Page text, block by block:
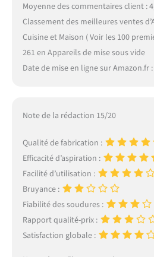
Moyenne des commentaires client :
Classement des meilleures ventes
Cuisine et Maison ( Voir les 100
261 en Appareils de mise sous vide
Date de mise en ligne sur Amazon.fr
Note de la rédaction 15/20
Qualité de fabrication :
Efficacité d’aspiration :
Facilité d’utilisation :
Bruyance :
Fiabilité des soudures :
Rapport qualité-prix :
Satisfaction globale :